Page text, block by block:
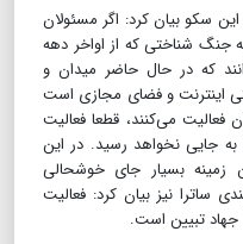
سکو بیان کرد: اگر مسئولان
جنگ شناختی که از اواخر دهه
که در حال حاضر میدان و
اینترنت و فضای مجازی است
می‌کنند، قطعا فعالیت
جایی نخواهد رسید. در این
زمینه بسیار جای خوشحالی
ساترا نیز بیان کرد: فعالیت
تبیین است.